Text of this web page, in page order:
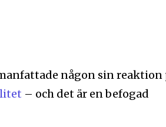
någon sin reaktion
– och det är en befogad